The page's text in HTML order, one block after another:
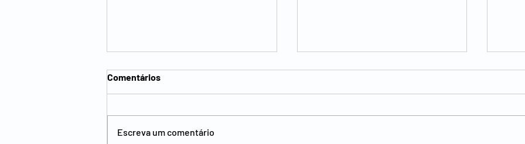
Comentários
Escreva um comentário